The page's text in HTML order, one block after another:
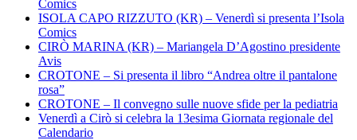
Comics
ISOLA CAPO RIZZUTO (KR) – Venerdì si presenta l’Isola
Comics
CIRÒ MARINA (KR) – Mariangela D’Agostino presidente
Avis
CROTONE – Si presenta il libro “Andrea oltre il pantalone
rosa”
CROTONE – Il convegno sulle nuove sfide per la pediatria
Venerdì a Cirò si celebra la 13esima Giornata regionale del
Calendario